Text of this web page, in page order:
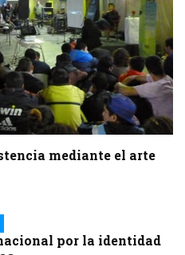
mediante el arte
por la identidad